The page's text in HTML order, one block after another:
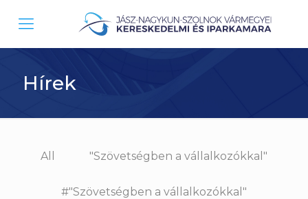
Hírek
All "Szövetségben a vállalkozókkal"
#"Szövetségben a vállalkozókkal"